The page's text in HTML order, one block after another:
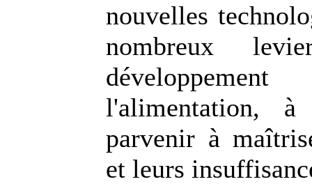
nouvelles
nombreux
l'alimentation,
parvenir à
et leurs